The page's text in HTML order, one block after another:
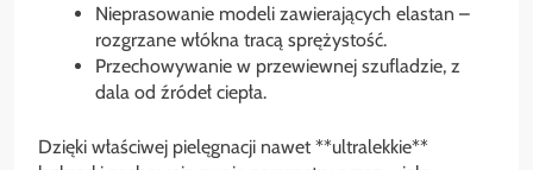
Nieprasowanie modeli zawierających elastan –
rozgrzane włókna tracą sprężystość.
Przechowywanie w przewiewnej szufladzie, z
dala od źródeł ciepła.
Dzięki właściwej pielęgnacji nawet **ultralekkie**